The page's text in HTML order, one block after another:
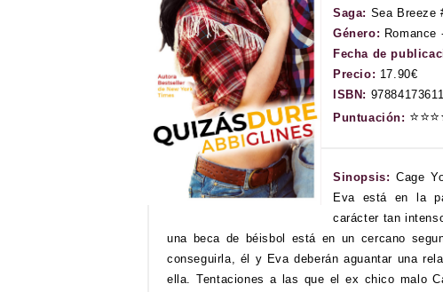
Saga: Sea Breeze
Género: Romance
Fecha de
Precio: 17.90€
ISBN:
Puntuación: ⭐⭐⭐
Sinopsis:Cage
Eva está en la
carácter tan
una beca de béisbol está en un cercano
conseguirla, él y Eva deberán aguantar una
ella. Tentaciones a las que el ex chico malo